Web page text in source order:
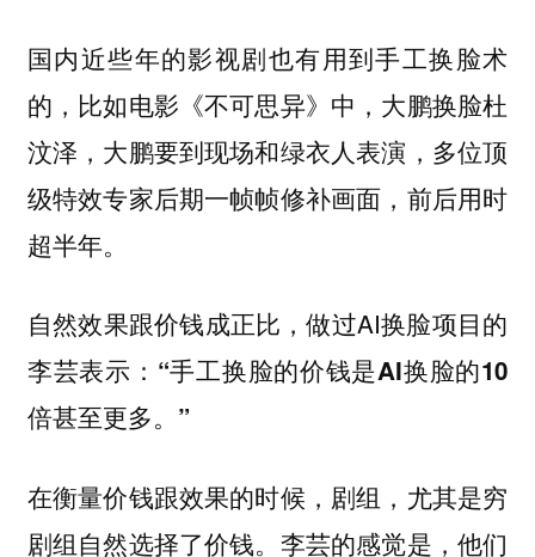
国内近些年的影视剧也有用到手工换脸术
的，比如电影《不可思异》中，大鹏换脸杜
汶泽，大鹏要到现场和绿衣人表演，多位顶
级特效专家后期一帧帧修补画面，前后用时
超半年。
自然效果跟价钱成正比，做过AI换脸项目的
李芸表示： “手工换脸的价钱是AI换脸的10
倍甚至更多。”
在衡量价钱跟效果的时候，剧组，尤其是穷
剧组自然选择了价钱。李芸的感觉是，他们